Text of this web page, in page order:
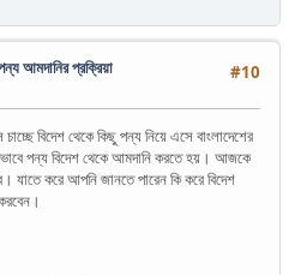
#10
আমদানির প্রক্রিয়া
বিদেশ থেকে কিছু পন্য নিয়ে এসে বাংলাদেশের
পন্য বিদেশ থেকে আমদানি করতে হয়। আজকে
যাতে করে আপনি জানতে পারেন কি করে বিদেশ